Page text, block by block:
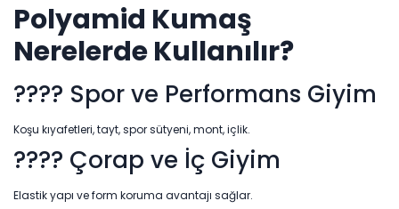
Polyamid Kumaş
Nerelerde Kullanılır?
???? Spor ve Performans Giyim
Koşu kıyafetleri, tayt, spor sütyeni, mont, içlik.
???? Çorap ve İç Giyim
Elastik yapı ve form koruma avantajı sağlar.